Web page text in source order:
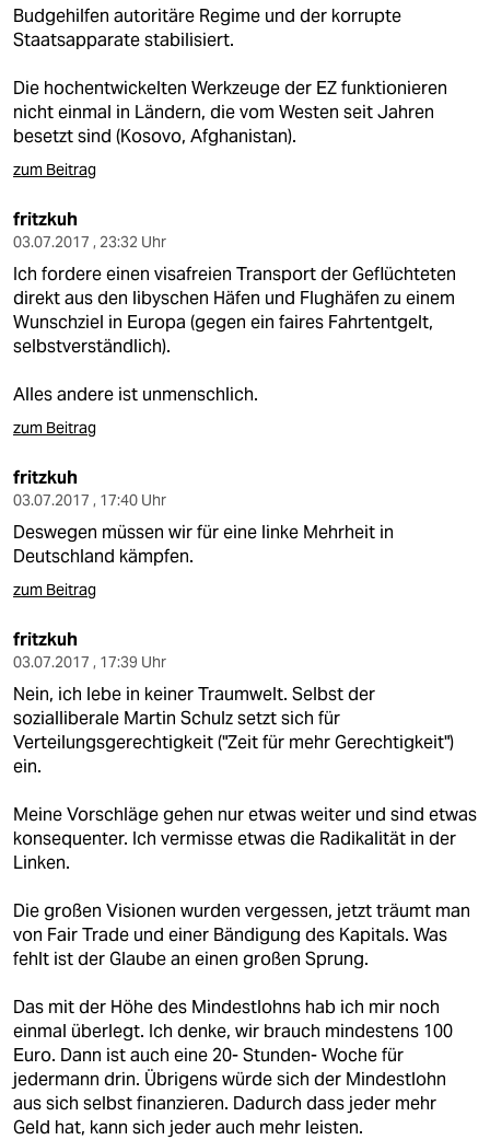
Budgehilfen autoritäre Regime und der korrupte
Staatsapparate stabilisiert.
Die hochentwickelten Werkzeuge der EZ funktionieren
nicht einmal in Ländern, die vom Westen seit Jahren
besetzt sind (Kosovo, Afghanistan).
zum Beitrag
fritzkuh
03.07.2017 , 23:32 Uhr
Ich fordere einen visafreien Transport der Geflüchteten
direkt aus den libyschen Häfen und Flughäfen zu einem
Wunschziel in Europa (gegen ein faires Fahrtentgelt,
selbstverständlich).
Alles andere ist unmenschlich.
zum Beitrag
fritzkuh
03.07.2017 , 17:40 Uhr
Deswegen müssen wir für eine linke Mehrheit in
Deutschland kämpfen.
zum Beitrag
fritzkuh
03.07.2017 , 17:39 Uhr
Nein, ich lebe in keiner Traumwelt. Selbst der
sozialliberale Martin Schulz setzt sich für
Verteilungsgerechtigkeit ("Zeit für mehr Gerechtigkeit")
ein.
Meine Vorschläge gehen nur etwas weiter und sind etwas
konsequenter. Ich vermisse etwas die Radikalität in der
Linken.
Die großen Visionen wurden vergessen, jetzt träumt man
von Fair Trade und einer Bändigung des Kapitals. Was
fehlt ist der Glaube an einen großen Sprung.
Das mit der Höhe des Mindestlohns hab ich mir noch
einmal überlegt. Ich denke, wir brauch mindestens 100
Euro. Dann ist auch eine 20- Stunden- Woche für
jedermann drin. Übrigens würde sich der Mindestlohn
aus sich selbst finanzieren. Dadurch dass jeder mehr
Geld hat, kann sich jeder auch mehr leisten.